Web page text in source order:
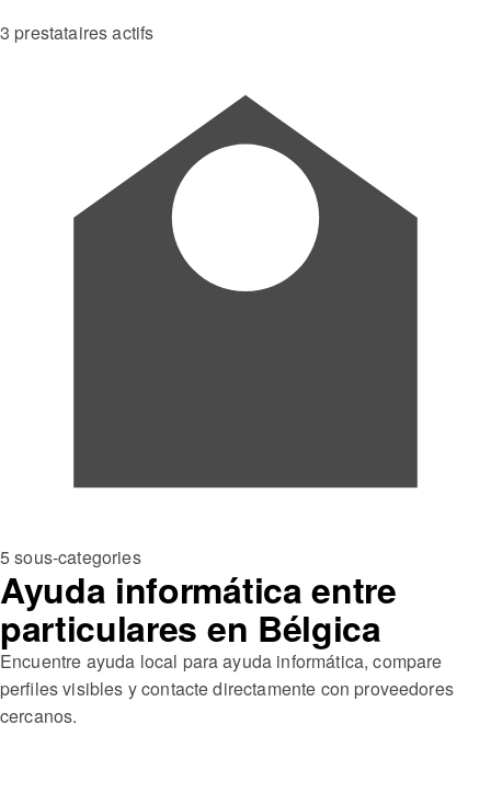
3 prestataires actifs
5 sous-categories
Ayuda informática entre
particulares en Bélgica
Encuentre ayuda local para ayuda informática, compare
perfiles visibles y contacte directamente con proveedores
cercanos.